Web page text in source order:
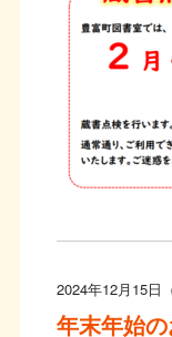
2024年12月15日
年末年始